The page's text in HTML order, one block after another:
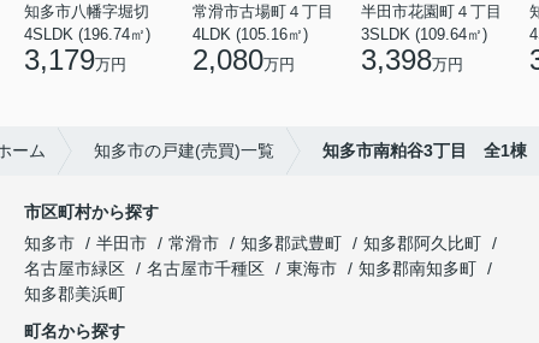
知多市八幡字堀切
4SLDK (196.74㎡)
3,179万円
常滑市古場町４丁目
4LDK (105.16㎡)
2,080万円
半田市花園町４丁目
3SLDK (109.64㎡)
3,398万円
ーム 知多市の戸建(売買)一覧 知多市南粕谷3丁目 全1棟
市区町村から探す
知多市
半田市 常滑市 知多郡武豊町
知多郡阿久比町
名古屋市緑区
名古屋市千種区 東海市
知多郡南知多町
知多郡美浜町
町名から探す